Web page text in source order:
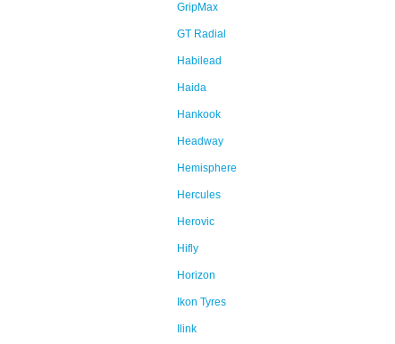
GripMax
GT Radial
Habilead
Haida
Hankook
Headway
Hemisphere
Hercules
Herovic
Hifly
Horizon
Ikon Tyres
Ilink